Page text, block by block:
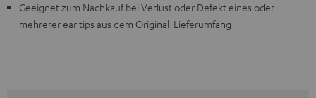
Geeignet zum Nachkauf bei Verlust oder Defekt eines oder
mehrerer ear tips aus dem Original-Lieferumfang